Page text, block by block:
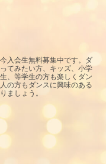
入会生無料募集中です。ダ
てみたい方、キッズ、小学
、等学生の方も楽しくダン
の方もダンスに興味のある
ましょう。